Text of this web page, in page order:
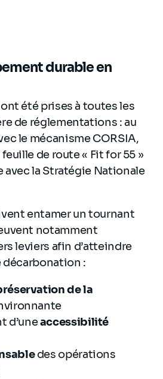
durable en
été prises à toutes les
de réglementations : au
le mécanisme CORSIA,
de route « Fit for 55 »
avec la Stratégie Nationale
entamer un tournant
notamment
leviers afin d’atteindre
:
de la
d’uneaccessibilité
des opérations